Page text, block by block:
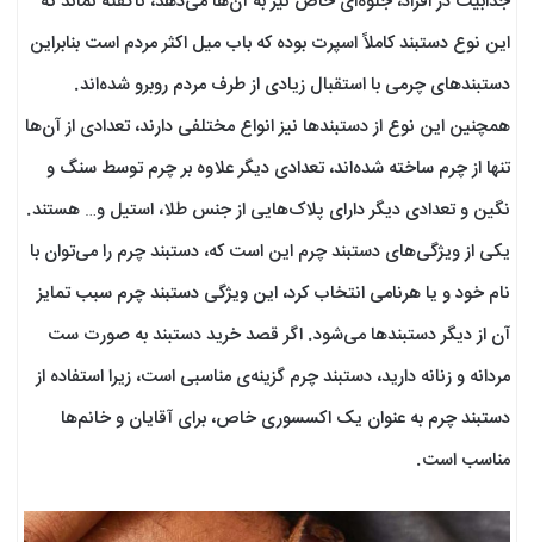
این نوع دستبند کاملاً اسپرت بوده که باب میل اکثر مردم است بنابراین
دستبند‌های چرمی با استقبال زیادی از طرف مردم روبرو شده‌اند.
همچنین این نوع از دستبند‌ها نیز انواع مختلفی دارند، تعدادی از آن‌ها
تنها از چرم ساخته شده‌اند، تعدادی دیگر علاوه بر چرم توسط سنگ و
نگین و تعدادی دیگر دارای پلاک‌هایی از جنس طلا، استیل و… هستند.
یکی از ویژگی‌های دستبند چرم این است که، دستبند چرم را می‌توان با
نام خود و یا هرنامی انتخاب کرد، این ویژگی دستبند چرم سبب تمایز
آن از دیگر دستبند‌ها می‌شود. اگر قصد خرید دستبند به صورت ست
مردانه و زنانه دارید، دستبند چرم گزینه‌ی مناسبی است، زیرا استفاده از
دستبند چرم به عنوان یک اکسسوری خاص، برای آقایان و خانم‌ها
مناسب است.